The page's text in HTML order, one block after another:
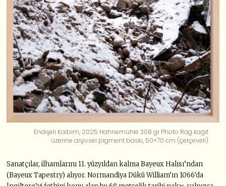
Endişeli Kalbim, 2025 Hahnemühle 308 gr Photo Rag kağıt
üzerine arşivsel pigment baskı, 50×70 cm (çerçeveli)
Sanatçılar, ilhamlarını 11. yüzyıldan kalma Bayeux Halısı’ndan
(Bayeux Tapestry) alıyor. Normandiya Dükü William’ın 1066’da